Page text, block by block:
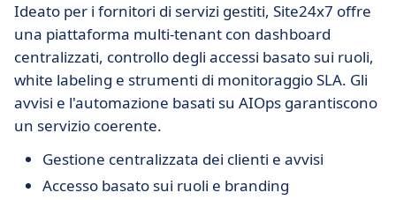
Ideato per i fornitori di servizi gestiti, Site24x7 offre
una piattaforma multi-tenant con dashboard
centralizzati, controllo degli accessi basato sui ruoli,
white labeling e strumenti di monitoraggio SLA. Gli
avvisi e l'automazione basati su AIOps garantiscono
un servizio coerente.
Gestione centralizzata dei clienti e avvisi
Accesso basato sui ruoli e branding